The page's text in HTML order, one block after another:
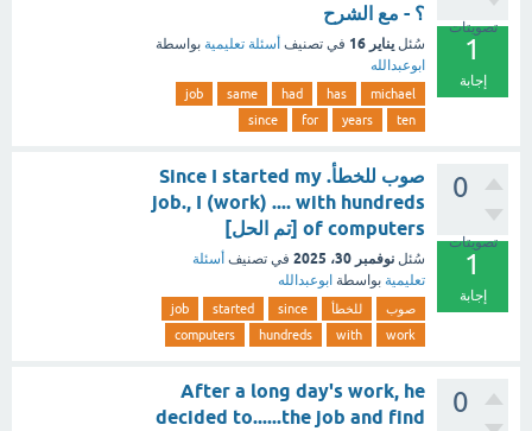
تصويتات
1
إجابة
؟ - مع الشرح
سُئل يناير 16 في تصنيف أسئلة تعليمية بواسطة
ابوعبدالله
michael
has
had
same
job
ten
years
for
since
0
تصويتات
1
إجابة
صوب للخطأ. Since I started my
job., I (work) .... with hundreds
of computers [تم الحل]
سُئل نوفمبر 30، 2025 في تصنيف أسئلة
تعليمية بواسطة ابوعبدالله
صوب للخطأ since
started
job
work
with
hundreds
computers
0
After a long day's work, he
decided to......the job and find